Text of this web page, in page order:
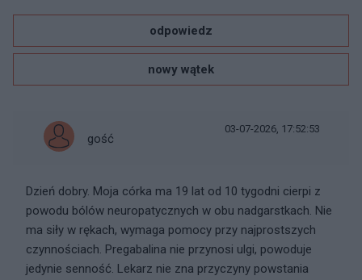
odpowiedz
nowy wątek
gość
03-07-2026, 17:52:53
Dzień dobry. Moja córka ma 19 lat od 10 tygodni cierpi z
powodu bólów neuropatycznych w obu nadgarstkach. Nie
ma siły w rękach, wymaga pomocy przy najprostszych
czynnościach. Pregabalina nie przynosi ulgi, powoduje
jedynie senność. Lekarz nie zna przyczyny powstania